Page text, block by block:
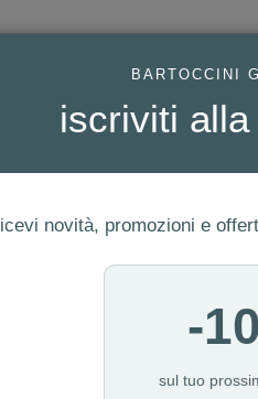
GIOIELLI MODA
BARTOCCINI
iscriviti
novità, promozioni e
-
sul tuo